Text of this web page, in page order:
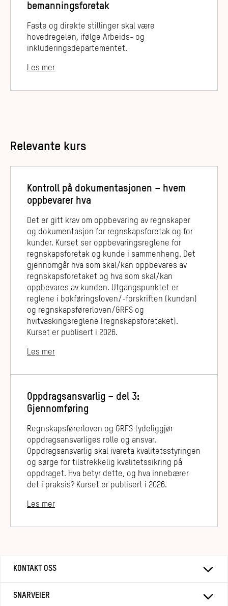
bemanningsforetak
Faste og direkte stillinger skal være
hovedregelen, ifølge Arbeids- og
inkluderingsdepartementet.
Les mer
Relevante kurs
Kontroll på dokumentasjonen – hvem
oppbevarer hva
Det er gitt krav om oppbevaring av regnskaper
og dokumentasjon for regnskapsforetak og for
kunder. Kurset ser oppbevaringsreglene for
regnskapsforetak og kunde i sammenheng. Det
gjennomgår hva som skal/kan oppbevares av
regnskapsforetaket og hva som skal/kan
oppbevares av kunden. Utgangspunktet er
reglene i bokføringsloven/-forskriften (kunden)
og regnskapsførerloven/GRFS og
hvitvaskingsreglene (regnskapsforetaket).
Kurset er publisert i 2026.
Les mer
Oppdragsansvarlig – del 3:
Gjennomføring
Regnskapsførerloven og GRFS tydeliggjør
oppdragsansvarliges rolle og ansvar.
Oppdragsansvarlig skal ivareta kvalitetsstyringen
og sørge for tilstrekkelig kvalitetssikring på
oppdraget. Hva betyr dette, og hva innebærer
det i praksis? Kurset er publisert i 2026.
Les mer
KONTAKT OSS
SNARVEIER